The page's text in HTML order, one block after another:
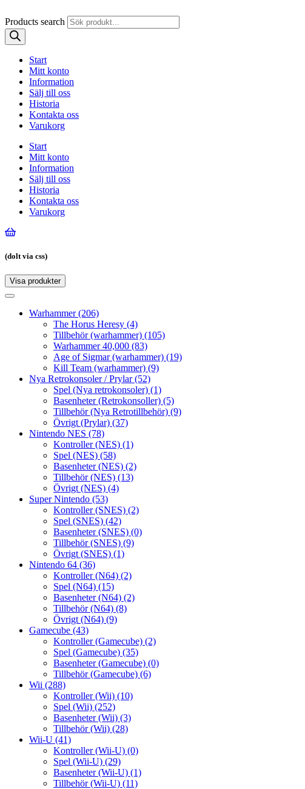
Products search
Start
Mitt konto
Information
Sälj till oss
Historia
Kontakta oss
Varukorg
Start
Mitt konto
Information
Sälj till oss
Historia
Kontakta oss
Varukorg
(dolt via css)
Visa produkter
Toggle
Toggle
navigationWarhammer(206)
The Horus Heresy (4)
Tillbehör (warhammer) (105)
Warhammer 40,000 (83)
Age of Sigmar (warhammer) (19)
Kill Team (warhammer) (9)
Nya Retrokonsoler / Prylar(52)
Spel (Nya retrokonsoler) (1)
Basenheter (Retrokonsoller) (5)
Tillbehör (Nya Retrotillbehör) (9)
Övrigt (Prylar) (37)
Nintendo NES (78)
Kontroller (NES) (1)
Spel (NES) (58)
Basenheter (NES) (2)
Tillbehör (NES) (13)
Övrigt (NES) (4)
Super Nintendo (53)
Kontroller (SNES) (2)
Spel (SNES) (42)
Basenheter (SNES) (0)
Tillbehör (SNES) (9)
Övrigt (SNES) (1)
Nintendo 64 (36)
Kontroller (N64) (2)
Spel (N64) (15)
Basenheter (N64) (2)
Tillbehör (N64) (8)
Övrigt (N64) (9)
Gamecube (43)
Kontroller (Gamecube) (2)
Spel (Gamecube) (35)
Basenheter (Gamecube) (0)
Tillbehör (Gamecube) (6)
Wii (288)
Kontroller (Wii) (10)
Spel (Wii) (252)
Basenheter (Wii) (3)
Tillbehör (Wii) (28)
Wii-U (41)
Kontroller (Wii-U) (0)
Spel (Wii-U) (29)
Basenheter (Wii-U) (1)
Tillbehör (Wii-U) (11)